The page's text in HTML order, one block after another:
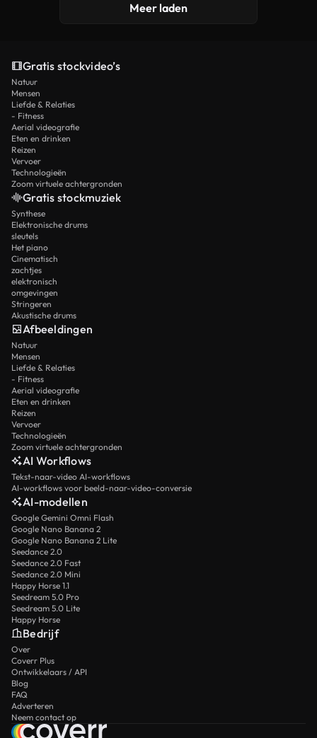
Meer laden
Gratis stockvideo’s
Natuur
Mensen
Liefde & Relaties
- Fitness
Aerial videografie
Eten en drinken
Reizen
Vervoer
Technologieën
Zoom virtuele achtergronden
Gratis stockmuziek
Synthese
Elektronische drums
sleutels
Het piano
Cinematisch
zachtjes
elektronisch
omgevingen
Stringeren
Akustische drums
Afbeeldingen
Natuur
Mensen
Liefde & Relaties
- Fitness
Aerial videografie
Eten en drinken
Reizen
Vervoer
Technologieën
Zoom virtuele achtergronden
AI Workflows
Tekst-naar-video AI-workflows
AI-workflows voor beeld-naar-video-conversie
AI-modellen
Google Gemini Omni Flash
Google Nano Banana 2
Google Nano Banana 2 Lite
Seedance 2.0
Seedance 2.0 Fast
Seedance 2.0 Mini
Happy Horse 1.1
Seedream 5.0 Pro
Seedream 5.0 Lite
Happy Horse
Bedrijf
Over
Coverr Plus
Ontwikkelaars / API
Blog
FAQ
Adverteren
Neem contact op